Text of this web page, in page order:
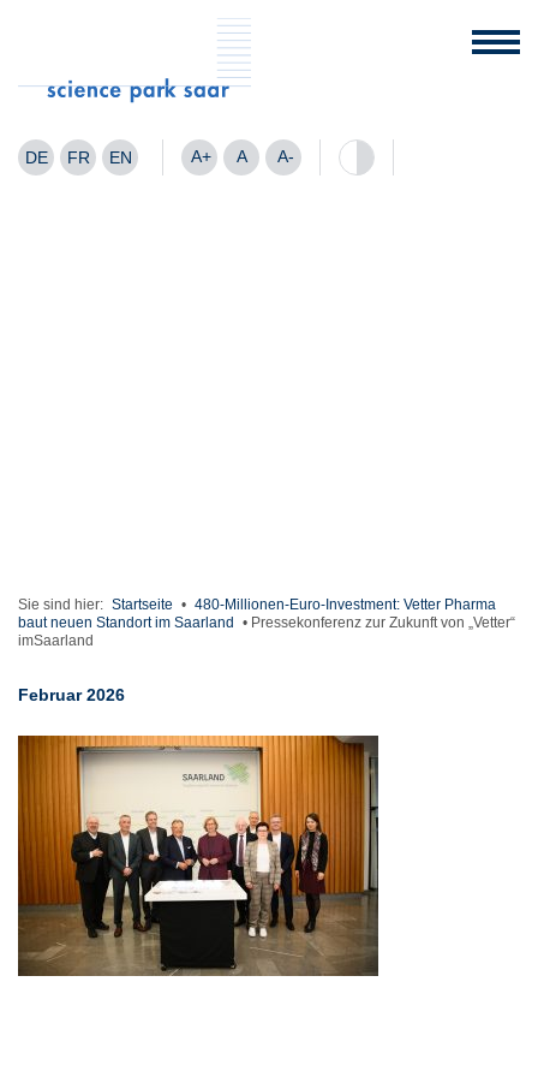
DE FR EN A+ A A-
Sie sind hier: Startseite • 480-Millionen-Euro-Investment: Vetter Pharma
baut neuen Standort im Saarland
• Pressekonferenz zur Zukunft von „Vetter“
imSaarland
Februar 2026